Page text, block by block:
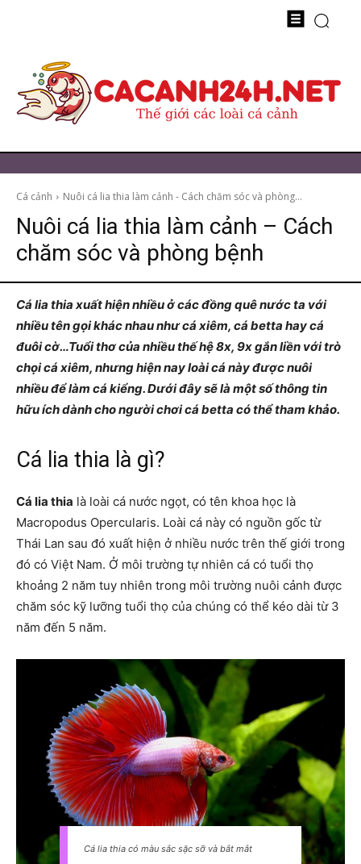
Cá cảnh Nuôi cá lia thia làm cảnh - Cách chăm sóc và phòng...
Nuôi cá lia thia làm cảnh – Cách
chăm sóc và phòng bệnh
Cá lia thia xuất hiện nhiều ở các đồng quê nước ta với
nhiều tên gọi khác nhau như cá xiêm, cá betta hay cá
đuôi cờ…Tuổi thơ của nhiều thế hệ 8x, 9x gắn liền với trò
chọi cá xiêm, nhưng hiện nay loài cá này được nuôi
nhiều để làm cá kiểng. Dưới đây sẽ là một số thông tin
hữu ích dành cho người chơi cá betta có thể tham khảo.
Cá lia thia là gì?
Cá lia thia là loài cá nước ngọt, có tên khoa học là
Macropodus Opercularis. Loài cá này có nguồn gốc từ
Thái Lan sau đó xuất hiện ở nhiều nước trên thế giới trong
đó có Việt Nam. Ở môi trường tự nhiên cá có tuổi thọ
khoảng 2 năm tuy nhiên trong môi trường nuôi cảnh được
chăm sóc kỹ lưỡng tuổi thọ của chúng có thể kéo dài từ 3
năm đến 5 năm.
Cá lia thia có màu sắc sặc sỡ và bắt mắt